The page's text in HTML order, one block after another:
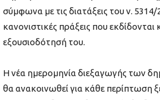
σύμφωνα με τις διατάξεις του ν. 5314/
κανονιστικές πράξεις που εκδίδονται
εξουσιοδότησή του.
Η νέα ημερομηνία διεξαγωγής των
θα ανακοινωθεί για κάθε περίπτωση